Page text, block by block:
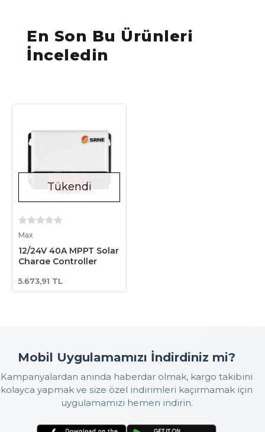
En Son Bu Ürünleri
İnceledin
Tükendi
Max
12/24V 40A MPPT Solar
Charge Controller
5.673,91 TL
Mobil Uygulamamızı İndirdiniz mi?
Kampanyalardan anında haberdar olmak, kargo takibini
kolayca yapmak ve size özel indirimleri kaçırmamak için
uygulamamızı hemen indirin.